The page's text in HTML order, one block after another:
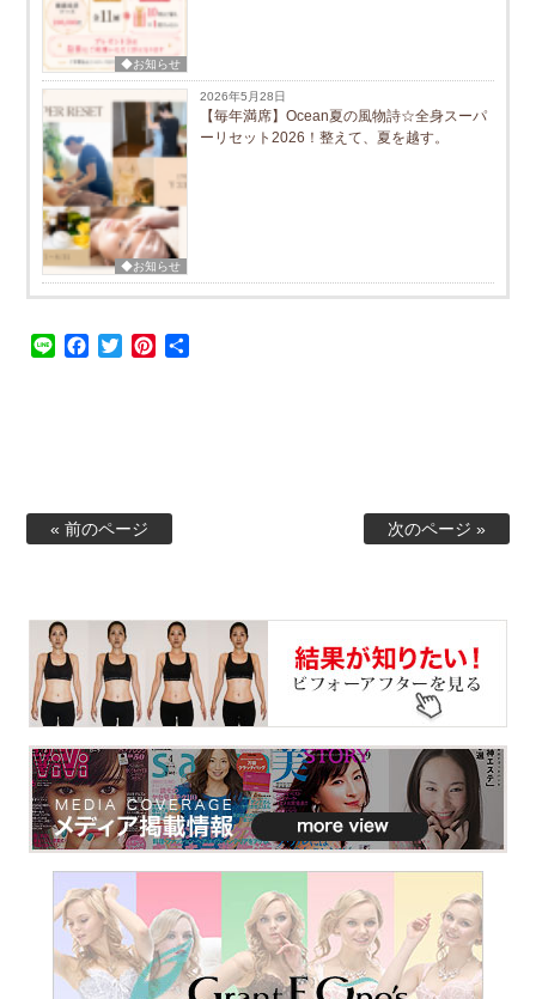
◆お知らせ
◆お知らせ
2026年5月28日
【毎年満席】Ocean夏の風物詩☆全身スーパ
ーリセット2026！整えて、夏を越す。
Line Facebook
TwitterPinterest
« 前のページ 次のページ »